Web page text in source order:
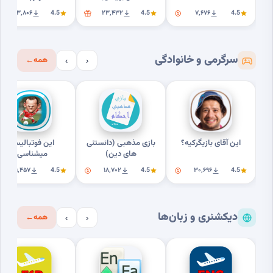
4.5 ۷٬۶۷۶ 4.5 ۲۳٬۴۳۲ 4.5 ۲۳٬۸۰۶
سرگرمی و خانوادگی ‹
› همه←
این آقای بازیگرکیه؟
4.5 ۳۰٬۶۹۶
بازی مذهبی (دانستنی
های دین)
4.5 ۱۸٬۷۰۲
این فوتبالیستو
میشناسی؟
4.5 ۹٬۴۵۷
دیکشنری و زبان‌ها ‹
› همه←